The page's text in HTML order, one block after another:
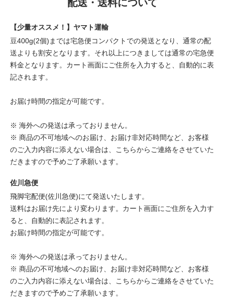
配送・送料について
【少量オススメ！】ヤマト運輸
豆400g(2個)までは宅急便コンパクトでの発送となり、通常の配
送よりも割安となります。それ以上につきましては通常の宅急便
料金となります。カート画面にご住所を入力すると、自動的に表
記されます。
お届け時間の指定が可能です。
※ 海外への発送は承っておりません。
※ 商品の不可地域へのお届け、お届け非対応時間など、お客様
のご入力内容に添えない場合は、こちらからご連絡をさせていた
だきますので予めご了承願います。
佐川急便
飛脚宅配便(佐川急便)にて発送いたします。
送料はお届け先により変わります。カート画面にご住所を入力す
ると、自動的に表記されます。
お届け時間の指定が可能です。
※ 海外への発送は承っておりません。
※ 商品の不可地域へのお届け、お届け非対応時間など、お客様
のご入力内容に添えない場合は、こちらからご連絡をさせていた
だきますので予めご了承願います。